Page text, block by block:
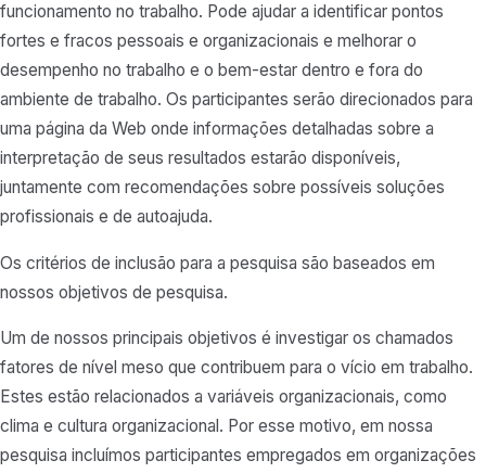
funcionamento no trabalho. Pode ajudar a identificar pontos
fortes e fracos pessoais e organizacionais e melhorar o
desempenho no trabalho e o bem-estar dentro e fora do
ambiente de trabalho. Os participantes serão direcionados para
uma página da Web onde informações detalhadas sobre a
interpretação de seus resultados estarão disponíveis,
juntamente com recomendações sobre possíveis soluções
profissionais e de autoajuda.
Os critérios de inclusão para a pesquisa são baseados em
nossos objetivos de pesquisa.
Um de nossos principais objetivos é investigar os chamados
fatores de nível meso que contribuem para o vício em trabalho.
Estes estão relacionados a variáveis organizacionais, como
clima e cultura organizacional. Por esse motivo, em nossa
pesquisa incluímos participantes empregados em organizações